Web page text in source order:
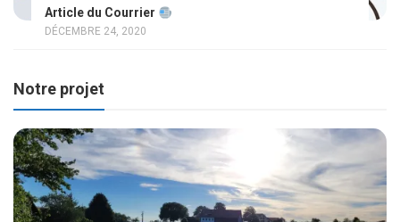
Article du Courrier
DÉCEMBRE 24, 2020
Notre projet